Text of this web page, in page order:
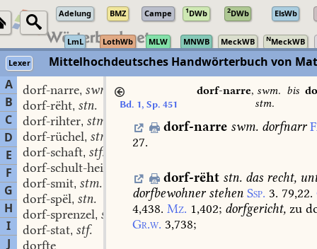
Adelung BMZ Campe 1DWb 2DWb ElsWb
LmL LothWb MLW MNWB MeckWB NMeckWB
Lexer
Mittelhochdeutsches Handwörterbuch von
A
B
C
D
E
F
G
H
I
J
dorf-narre, swm.
dorf-rëht, stn.
dorf-rihter, stm.
dorf-rüchel, stm.
dorf-schaft, stf.
dorf-schult-heiʒe
dorf-smit, stm.
dorf-spël, stn.
dorf-sprenzel, stm.
dorf-stat, stf.
dorfte
Bd. 1, Sp. 451
dorf-narre, swm. bis
stm.
dorf-narre swm. dorfnarr
27.
dorf-rëht stn. dasrecht,
dorfbewohnerstehen Ssp. 3. 79,22.
4,438. Mz. 1,402; dorfgericht, zu
Gr.w. 3,738;